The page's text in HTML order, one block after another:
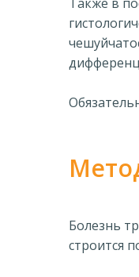
Болезнь
строится